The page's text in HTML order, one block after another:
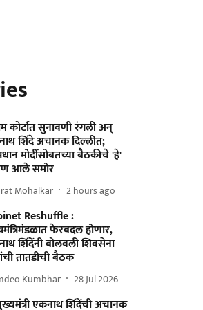
कोर्टात सुनावणी रंगली अन्
शिंदे अचानक दिल्लीत;
मोदींसोबतच्या बैठकीचे 'हे'
आले समोर
Mohalkar 2 hours ago
Reshuffle :
फेरबदल होणार,
शिंदेंनी बोलवली शिवसेना
तातडीची बैठक
Kumbhar 28 Jul 2026
एकनाथ शिंदेंची अचानक